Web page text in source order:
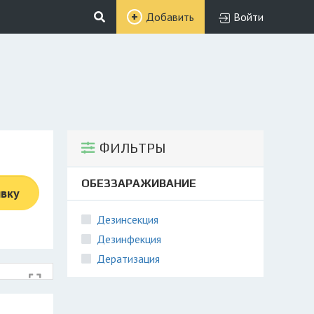
Добавить Войти
ФИЛЬТРЫ
ОБЕЗЗАРАЖИВАНИЕ
Дезинсекция
Дезинфекция
Дератизация